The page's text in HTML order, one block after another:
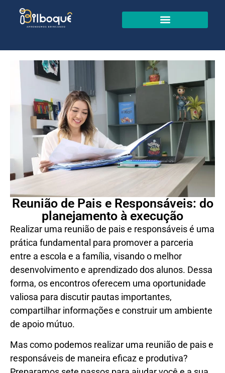
Reunião de Pais e Responsáveis: do
planejamento à execução
Realizar uma reunião de pais e responsáveis é uma
prática fundamental para promover a parceria
entre a escola e a família, visando o melhor
desenvolvimento e aprendizado dos alunos. Dessa
forma, os encontros oferecem uma oportunidade
valiosa para discutir pautas importantes,
compartilhar informações e construir um ambiente
de apoio mútuo.
Mas como podemos realizar uma reunião de pais e
responsáveis de maneira eficaz e produtiva?